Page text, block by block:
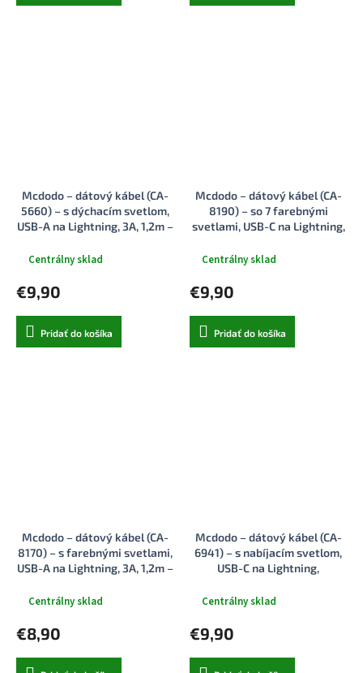
Mcdodo – dátový kábel (CA-
5660) – s dýchacím svetlom,
USB-A na Lightning, 3A, 1,2m –
Centrálny sklad
€9,90
Pridať do košíka
Mcdodo – dátový kábel (CA-
8190) – so 7 farebnými
svetlami, USB-C na Lightning,
Centrálny sklad
€9,90
Pridať do košíka
Mcdodo – dátový kábel (CA-
8170) – s farebnými svetlami,
USB-A na Lightning, 3A, 1,2m –
Centrálny sklad
€8,90
Mcdodo – dátový kábel (CA-
6941) – s nabíjacím svetlom,
USB-C na Lightning,
Desert Gold.
Centrálny sklad
€9,90